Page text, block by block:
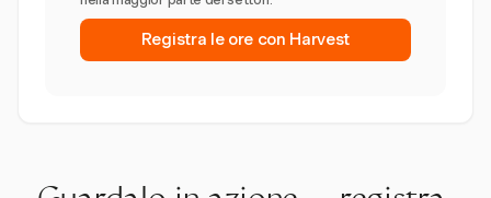
Registra le ore con Harvest